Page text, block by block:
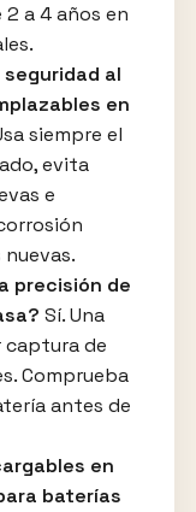
a 4 años en
al
en
siempre el
evita
e
precisión de
Sí. Una
captura de
Comprueba
antes de
en
baterías